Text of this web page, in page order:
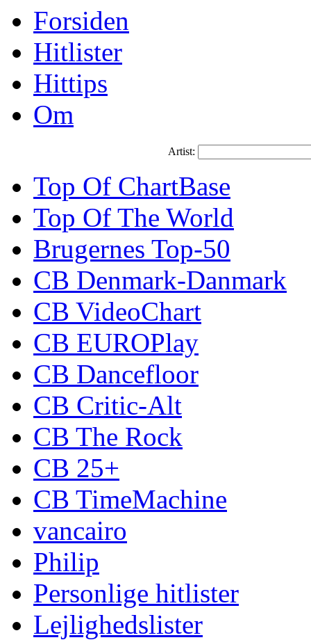
Forsiden
Hitlister
Hittips
Om
Artist:
Top Of ChartBase
Top Of The World
Brugernes Top-50
CB Denmark-Danmark
CB VideoChart
CB EUROPlay
CB Dancefloor
CB Critic-Alt
CB The Rock
CB 25+
CB TimeMachine
vancairo
Philip
Personlige hitlister
Lejlighedslister